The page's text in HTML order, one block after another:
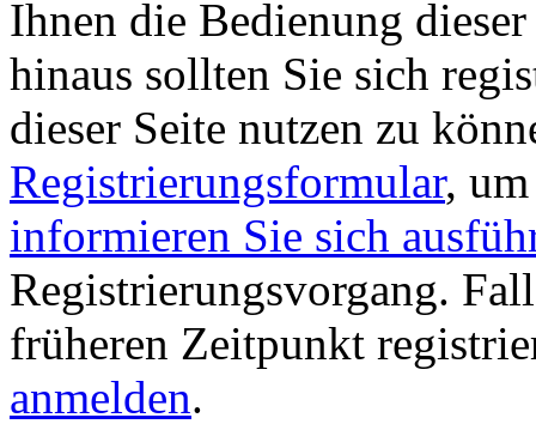
Ihnen die Bedienung
hinaus sollten Sie sich
dieser Seite nutzen zu
Registrierungsformular,
informieren Sie sich
Registrierungsvorgang.
früheren Zeitpunkt
anmelden.